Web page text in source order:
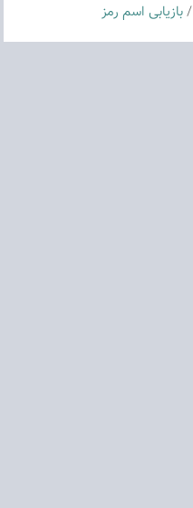
/بازیابی اسم رمز